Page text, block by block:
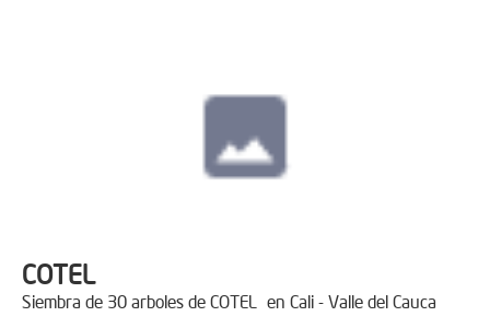
COTEL
Siembra de 30 arboles de COTEL en Cali - Valle del Cauca